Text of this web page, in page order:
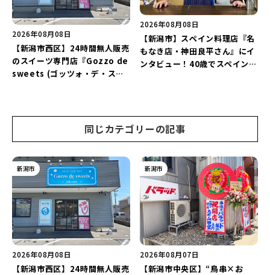
2026年08月08日
【新潟市西区】24時間無人販売
のスイーツ専門店『Gozzo de
sweets (ゴッツォ・デ・スイ
2026年08月08日
【新潟市】スペイン料理店『名
もなき店・神田良平さん』にイ
ンタビュー！40歳でスペインへ
同じカテゴリーの記事
新潟市
2026年08月08日
【新潟市西区】24時間無人販売
新潟市
2026年08月07日
【新潟市中央区】“鳥串×お